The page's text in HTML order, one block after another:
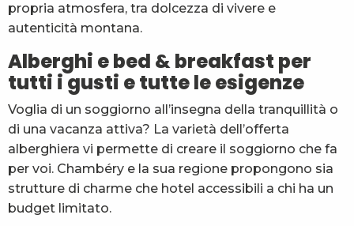
propria atmosfera, tra dolcezza di vivere e
autenticità montana.
Alberghi e bed & breakfast per
tutti i gusti e tutte le esigenze
Voglia di un soggiorno all’insegna della tranquillità o
di una vacanza attiva? La varietà dell’offerta
alberghiera vi permette di creare il soggiorno che fa
per voi. Chambéry e la sua regione propongono sia
strutture di charme che hotel accessibili a chi ha un
budget limitato.